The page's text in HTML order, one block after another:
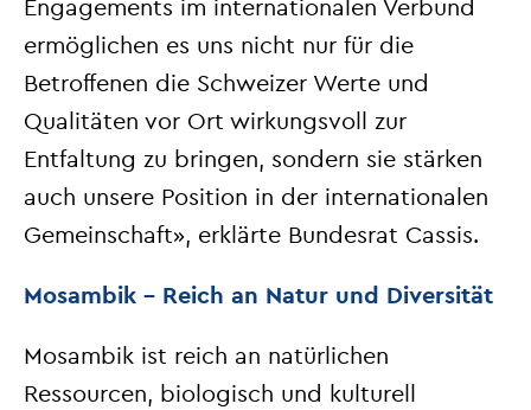
Engagements im internationalen Verbund
ermöglichen es uns nicht nur für die
Betroffenen die Schweizer Werte und
Qualitäten vor Ort wirkungsvoll zur
Entfaltung zu bringen, sondern sie stärken
auch unsere Position in der internationalen
Gemeinschaft», erklärte Bundesrat Cassis.
Mosambik – Reich an Natur und Diversität
Mosambik ist reich an natürlichen
Ressourcen, biologisch und kulturell